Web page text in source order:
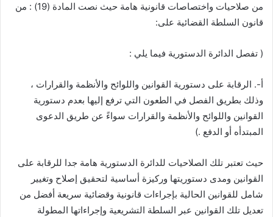
من صلاحيات واختصاصات قانونية هامة حيث نصت المادة (19) : من
قانون السلطة القضائية على:
( تفصل الدائرة الدستورية فيما يلي :
‌أ-. الرقابة على دستورية القوانين واللوائح والأنظمة والقرارات ،
وذلك بطريق الفصل في الطعون التي ترفع إليها بعدم دستورية
القوانين واللوائح والأنظمة والقرارات سواءً عن طريق الدعوى
المبتدأه أو الدفع .)
حيث تعتبر تلك الصلاحيات للدائرة الدستورية هامة جدا للرقابة على
القوانين ومدى دستوريتها وركيزة أساسية لتحقيق إصلاح وتغيير
شامل للقوانين الحالية بإجراءات قانونية وقضائية سريعة أفضل من
تعديل تلك القوانين عبر السلطة التشريعية وإجراءاتها المطولة